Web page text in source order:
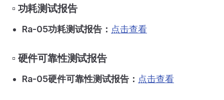
▫️ 功耗测试报告
Ra-05功耗测试报告： 点击查看
▫️ 硬件可靠性测试报告
Ra-05硬件可靠性测试报告： 点击查看